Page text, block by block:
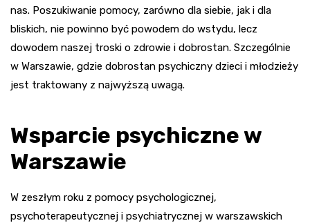
nas. Poszukiwanie pomocy, zarówno dla siebie, jak i dla
bliskich, nie powinno być powodem do wstydu, lecz
dowodem naszej troski o zdrowie i dobrostan. Szczególnie
w Warszawie, gdzie dobrostan psychiczny dzieci i młodzieży
jest traktowany z najwyższą uwagą.
Wsparcie psychiczne w
Warszawie
W zeszłym roku z pomocy psychologicznej,
psychoterapeutycznej i psychiatrycznej w warszawskich